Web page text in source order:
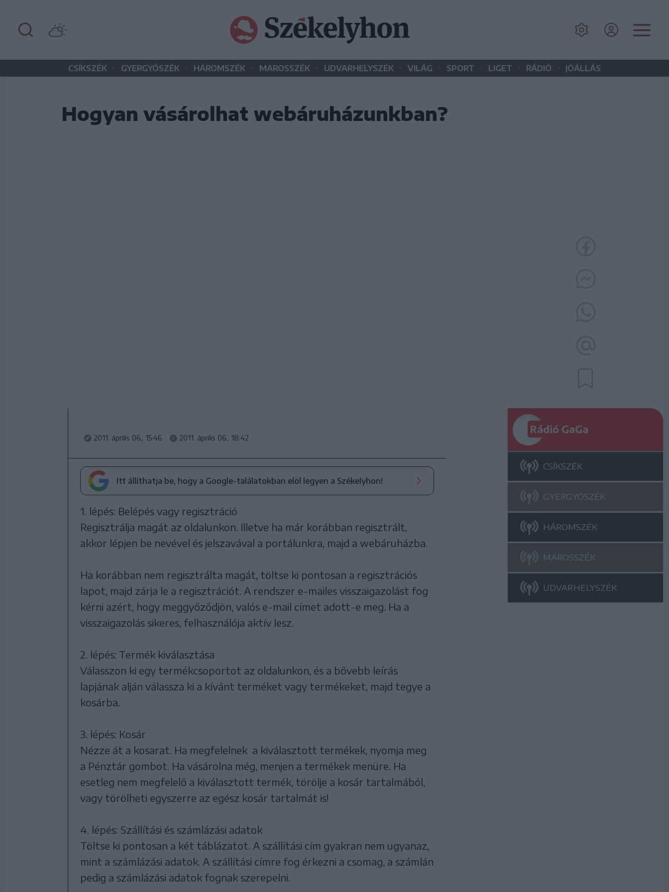
CSÍKSZÉK • GYERGYÓSZÉK • HÁROMSZÉK • MAROSSZÉK • UDVARHELYSZÉK • VILÁG • SPORT • LIGET • RÁDIÓ • JÓÁLLÁS
Hogyan vásárolhat webáruházunkban?
2011. április 06., 15:46 2011. április 06., 18:42
Itt állíthatja be, hogy a Google-találatokban elöl legyen a Székelyhon!
1. lépés: Belépés vagy regisztráció
Regisztrálja magát az oldalunkon. Illetve ha már korábban regisztrált,
akkor lépjen be nevével és jelszavával a portálunkra, majd a webáruházba.
Ha korábban nem regisztrálta magát, töltse ki pontosan a regisztrációs
lapot, majd zárja le a regisztrációt. A rendszer e-mailes visszaigazolást fog
kérni azért, hogy meggyőződjön, valós e-mail címet adott-e meg. Ha a
visszaigazolás sikeres, felhasználója aktív lesz.
2. lépés: Termék kiválasztása
Válasszon ki egy termékcsoportot az oldalunkon, és a bővebb leírás
lapjának alján válassza ki a kívánt terméket vagy termékeket, majd tegye a
kosárba.
3. lépés: Kosár
Nézze át a kosarat. Ha megfelelnek a kiválasztott termékek, nyomja meg
a Pénztár gombot. Ha vásárolna még, menjen a termékek menüre. Ha
esetleg nem megfelelő a kiválasztott termék, törölje a kosár tartalmából,
vagy törölheti egyszerre az egész kosár tartalmát is!
4. lépés: Szállítási és számlázási adatok
Töltse ki pontosan a két táblázatot. A szállítási cím gyakran nem ugyanaz,
mint a számlázási adatok. A szállítási címre fog érkezni a csomag, a számlán
pedig a számlázási adatok fognak szerepelni.
Rádió GaGa
CSÍKSZÉK
GYERGYÓSZÉK
HÁROMSZÉK
MAROSSZÉK
UDVARHELYSZÉK